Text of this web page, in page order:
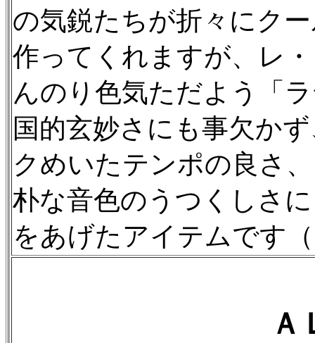
の気鋭たちが折々にク
作ってくれますが、レ
んのり色気ただよう「
国的玄妙さにも事欠か
クめいたテンポの良さ
朴な音色のうつくしさ
をあげたアイテムです
Ａ